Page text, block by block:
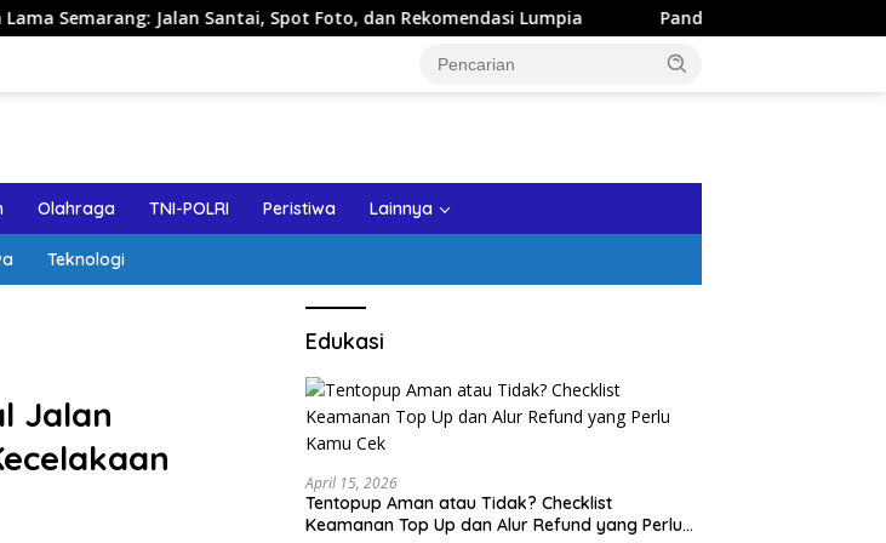
Santai, Spot Foto, dan Rekomendasi Lumpia Panduan Wisata Keluarga ke Kota Batu:
Olahraga TNI-POLRI Peristiwa Lainnya
Teknologi
Jalan
Edukasi
April 15, 2026
Tentopup Aman atau Tidak? Checklist
Keamanan Top Up dan Alur Refund yang Perlu